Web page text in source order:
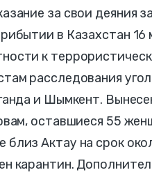
за свои
в Казахстан
к
расследования
и Шымкент.
оставшиеся 55
близ Актау на срок
карантин.